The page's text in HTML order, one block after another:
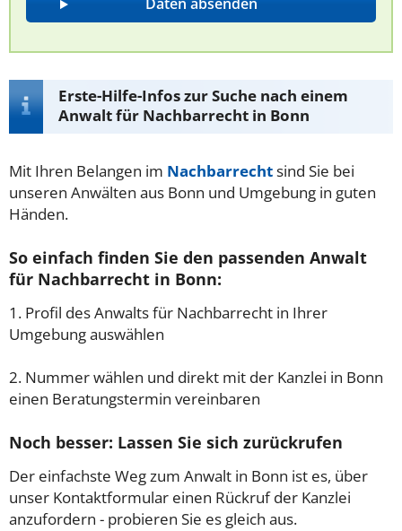
Erste-Hilfe-Infos zur Suche nach einem
Anwalt für Nachbarrecht in Bonn
Mit Ihren Belangen im Nachbarrechtsind Sie bei
unseren Anwälten aus Bonn und Umgebung in guten
Händen.
So einfach finden Sie den passenden Anwalt
für Nachbarrecht in Bonn:
1. Profil des Anwalts für Nachbarrecht in Ihrer
Umgebung auswählen
2. Nummer wählen und direkt mit der Kanzlei in Bonn
einen Beratungstermin vereinbaren
Noch besser: Lassen Sie sich zurückrufen
Der einfachste Weg zum Anwalt in Bonn ist es, über
unser Kontaktformular einen Rückruf der Kanzlei
anzufordern - probieren Sie es gleich aus.